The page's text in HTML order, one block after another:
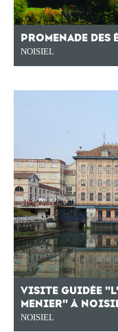
PROMENADE DES
NOISIEL
VISITE GUIDÉE
MENIER" À
NOISIEL